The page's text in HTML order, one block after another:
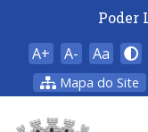
Poder
A+ A- Aa
Mapa do Site